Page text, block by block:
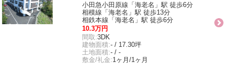
小田急小田原線「海老名」駅 徒歩6分
相模線「海老名」駅 徒歩13分
相鉄本線「海老名」駅 徒歩6分
10.3万円
間取:3DK
建物面積:- / 17.30坪
土地面積:- / -
敷金/礼金:1ヶ月/1ヶ月